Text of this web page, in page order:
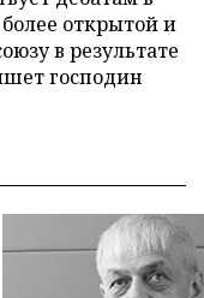
открытой и
в результате
господин